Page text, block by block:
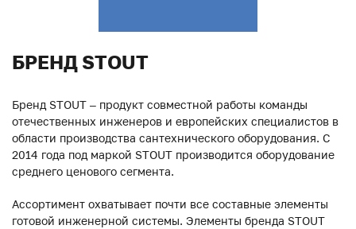
БРЕНД STOUT
Бренд STOUT – продукт совместной работы команды
отечественных инженеров и европейских специалистов в
области производства сантехнического оборудования. С
2014 года под маркой STOUT производится оборудование
среднего ценового сегмента.
Ассортимент охватывает почти все составные элементы
готовой инженерной системы. Элементы бренда STOUT